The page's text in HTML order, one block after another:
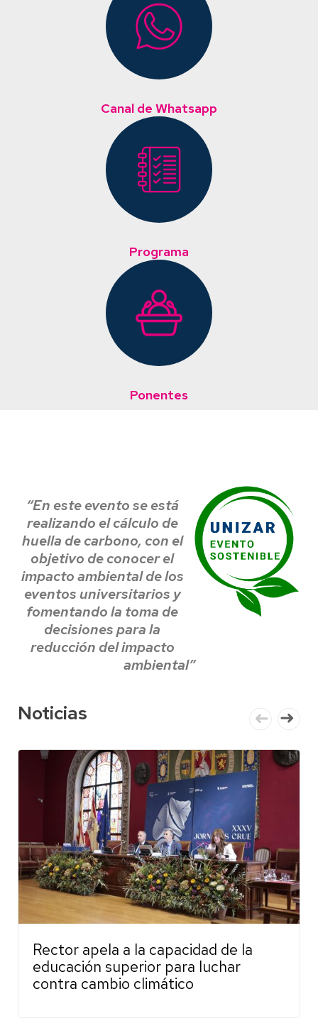
Canal de Whatsapp
Programa
Ponentes
“En este evento se está
realizando el cálculo de
huella de carbono, con el
objetivo de conocer el
impacto ambiental de los
eventos universitarios y
fomentando la toma de
decisiones para la
reducción del impacto
ambiental”
Noticias
Rector apela a la capacidad de la
educación superior para luchar
contra cambio climático